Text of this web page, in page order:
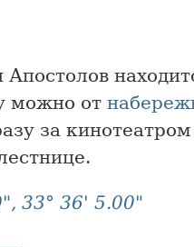
можно от
за
33° 36' 5.00"